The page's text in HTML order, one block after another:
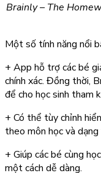
Brainly – The
Một số tính năng nổi
+ App hỗ trợ các bé
chính xác. Đồng thời,
để cho học sinh tham
+ Có thể tùy chỉnh
theo môn học và dạng
+ Giúp các bé cùng
một cách dễ dàng.